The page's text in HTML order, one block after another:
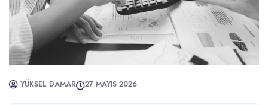
YÜKSEL DAMAR 27 MAYIS 2026